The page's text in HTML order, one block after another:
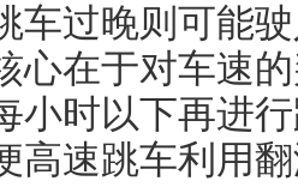
车过晚则可能
心在于对车速
小时以下再进
高速跳车利用